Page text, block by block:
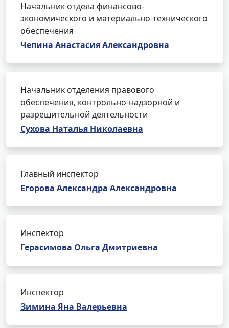
Начальник отдела финансово-
экономического и материально-технического
обеспечения
Чепина Анастасия Александровна
Начальник отделения правового
обеспечения, контрольно-надзорной и
разрешительной деятельности
Сухова Наталья Николаевна
Главный инспектор
Егорова Александра Александровна
Инспектор
Герасимова Ольга Дмитриевна
Инспектор
Зимина Яна Валерьевна